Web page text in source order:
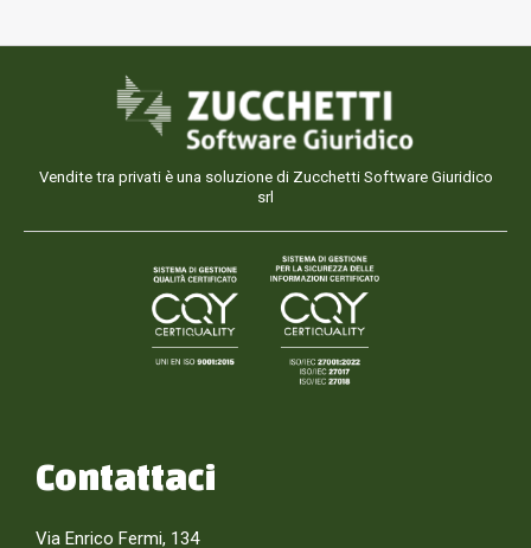
Vendite tra privati è una soluzione di Zucchetti Software Giuridico
srl
Contattaci
Via Enrico Fermi, 134